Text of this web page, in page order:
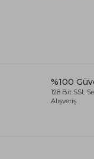
%100
128 Bit SSL
Alışveriş